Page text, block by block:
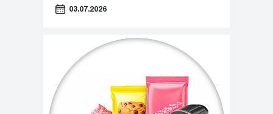
от поставок отдельных машин к
03.07.2026